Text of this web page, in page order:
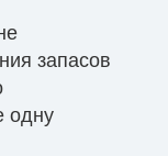
запасов
одну